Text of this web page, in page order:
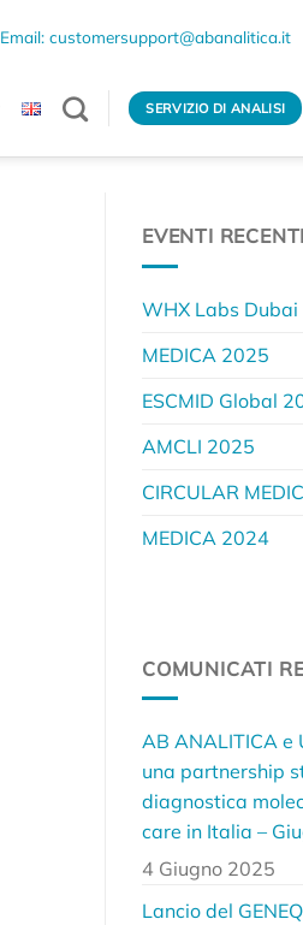
Email: customersupport@abanalitica.it
SERVIZIO DI ANALISI
EVENTI RECENTI
WHX Labs
MEDICA 2025
ESCMID Global
AMCLI 2025
CIRCULAR
MEDICA 2024
COMUNICATI
AB ANALITICA e
una partnership
diagnostica
care in Italia –
4 Giugno 2025
Lancio del